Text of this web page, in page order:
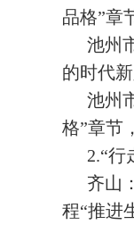
品格”章
池州
的时代
池州
格”章节
2.“行
齐山
程“推进